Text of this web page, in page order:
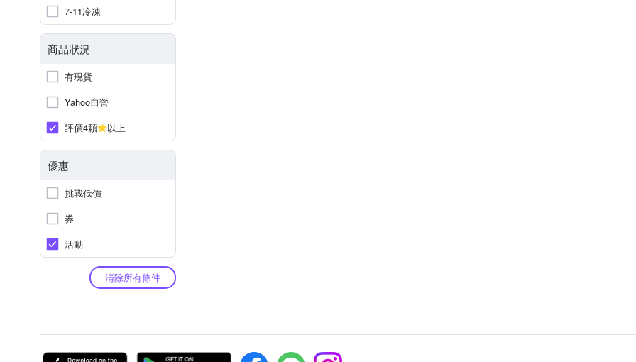
7-11冷凍
商品狀況
有現貨
Yahoo自營
評價4顆
以上
優惠
挑戰低價
券
活動
清除所有條件